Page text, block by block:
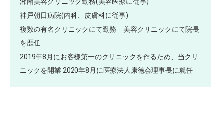
神戸朝日病院(内科、皮膚科に従事)
複数の有名クリニックにて勤務 美容クリニックにて院長
を歴任
2019年8月にお客様第一のクリニックを作るため、当クリ
ニックを開業 2020年8月に医療法人康徳会理事長に就任